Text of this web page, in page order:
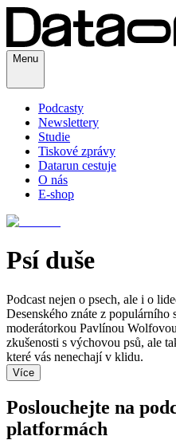
Menu
Podcasty
Newslettery
Studie
Tiskové zprávy
Datarun cestuje
O nás
E-shop
Psí duše
Podcast nejen o psech, ale i o
Desenského znáte z
moderátorkou Pavlínou
zkušenosti s výchovou psů, ale
které vás nenechají v klidu.
Více
Poslouchejte na
platformách